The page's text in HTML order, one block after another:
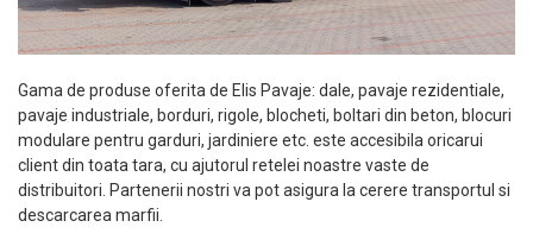
Gama de produse oferita de Elis Pavaje: dale, pavaje rezidentiale,
pavaje industriale, borduri, rigole, blocheti, boltari din beton, blocuri
modulare pentru garduri, jardiniere etc. este accesibila oricarui
client din toata tara, cu ajutorul retelei noastre vaste de
distribuitori. Partenerii nostri va pot asigura la cerere transportul si
descarcarea marfii.